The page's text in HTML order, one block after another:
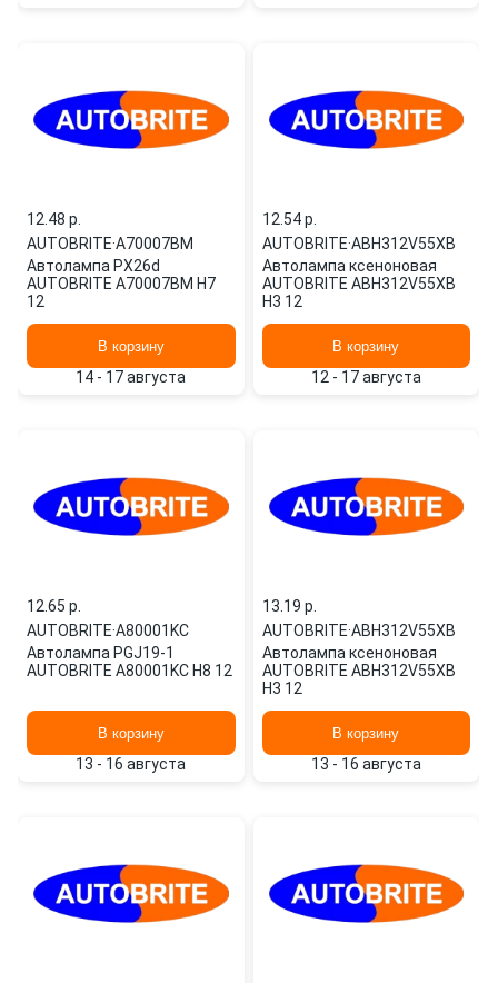
12.48 p.
AUTOBRITE·A70007BM
Автолампа PX26d
AUTOBRITE A70007BM H7
12
В корзину
14 - 17 августа
12.54 p.
AUTOBRITE·ABH312V55XB
Автолампа ксеноновая
AUTOBRITE ABH312V55XB
H3 12
В корзину
12 - 17 августа
12.65 p.
AUTOBRITE·A80001KC
Автолампа PGJ19-1
AUTOBRITE A80001KC H8 12
В корзину
13 - 16 августа
13.19 p.
AUTOBRITE·ABH312V55XB
Автолампа ксеноновая
AUTOBRITE ABH312V55XB
H3 12
В корзину
13 - 16 августа